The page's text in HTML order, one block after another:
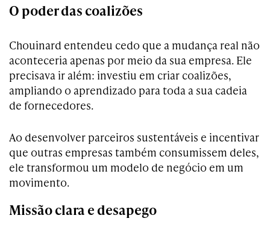
O poder das coalizões
Chouinard entendeu cedo que a mudança real não
aconteceria apenas por meio da sua empresa. Ele
precisava ir além: investiu em criar coalizões,
ampliando o aprendizado para toda a sua cadeia
de fornecedores.
Ao desenvolver parceiros sustentáveis e incentivar
que outras empresas também consumissem deles,
ele transformou um modelo de negócio em um
movimento.
Missão clara e desapego